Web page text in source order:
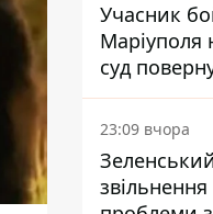
Учасник
Маріуполя
суд
субсидії з
Ощадбанку
рішення
23:09 вчора